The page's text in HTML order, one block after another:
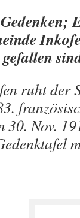
ruht der
Nov.